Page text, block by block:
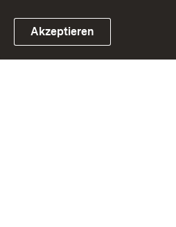
Link zum Landesportal
Akzeptieren